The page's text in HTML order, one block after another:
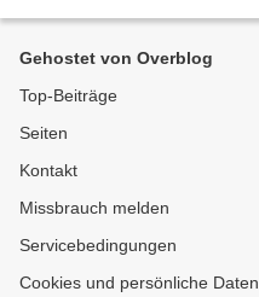
Gehostet von Overblog
Top-Beiträge
Seiten
Kontakt
Missbrauch melden
Servicebedingungen
Cookies und persönliche Daten